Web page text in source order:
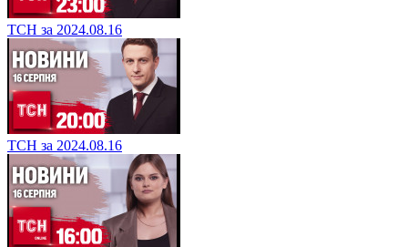
ТСН за 2024.08.16
ТСН за 2024.08.16